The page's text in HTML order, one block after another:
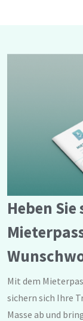
Heben
Mit dem
sichern sich Ihre
Masse ab und